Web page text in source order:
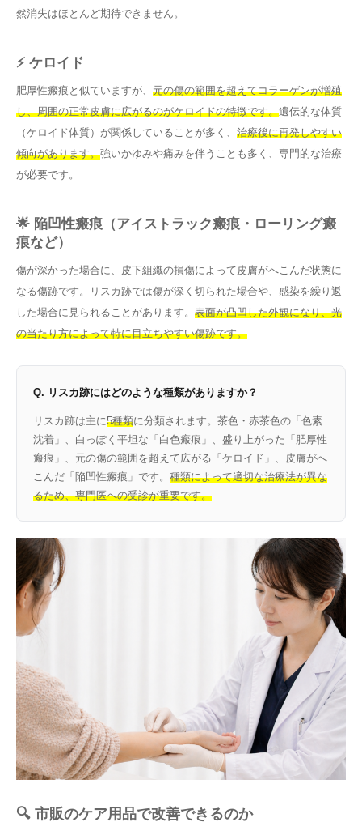
然消失はほとんど期待できません。
⚡ ケロイド
肥厚性瘢痕と似ていますが、 元の傷の範囲を超えてコラーゲンが増殖
し、周囲の正常皮膚に広がるのがケロイドの特徴です。遺伝的な体質
（ケロイド体質）が関係していることが多く、 治療後に再発しやすい
傾向があります。強いかゆみや痛みを伴うことも多く、専門的な治療
が必要です。
🌟 陥凹性瘢痕（アイストラック瘢痕・ローリング瘢
痕など）
傷が深かった場合に、皮下組織の損傷によって皮膚がへこんだ状態に
なる傷跡です。リスカ跡では傷が深く切られた場合や、感染を繰り返
した場合に見られることがあります。 表面が凸凹した外観になり、光
の当たり方によって特に目立ちやすい傷跡です。
Q. リスカ跡にはどのような種類がありますか？
リスカ跡は主に5種類に分類されます。茶色・赤茶色の「色素
沈着」、白っぽく平坦な「白色瘢痕」、盛り上がった「肥厚性
瘢痕」、元の傷の範囲を超えて広がる「ケロイド」、皮膚がへ
こんだ「陥凹性瘢痕」です。 種類によって適切な治療法が異な
るため、専門医への受診が重要です。
🔍 市販のケア用品で改善できるのか